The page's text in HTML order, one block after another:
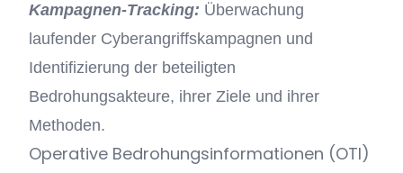
Kampagnen-Tracking: Überwachung
laufender Cyberangriffskampagnen und
Identifizierung der beteiligten
Bedrohungsakteure, ihrer Ziele und ihrer
Methoden.
Operative Bedrohungsinformationen (OTI)